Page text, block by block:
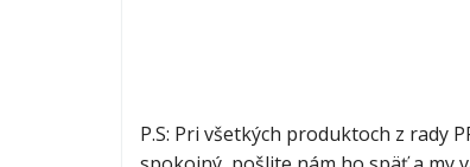
P.S: Pri všetkých produktoch z rady